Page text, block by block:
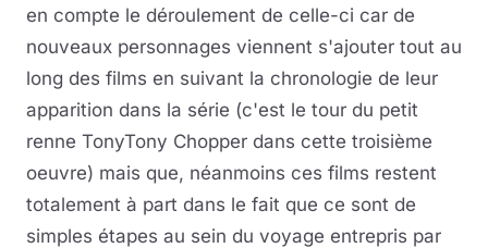
en compte le déroulement de celle-ci car de
nouveaux personnages viennent s'ajouter tout au
long des films en suivant la chronologie de leur
apparition dans la série (c'est le tour du petit
renne TonyTony Chopper dans cette troisième
oeuvre) mais que, néanmoins ces films restent
totalement à part dans le fait que ce sont de
simples étapes au sein du voyage entrepris par